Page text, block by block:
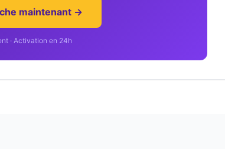
maintenant →
· Activation en 24h